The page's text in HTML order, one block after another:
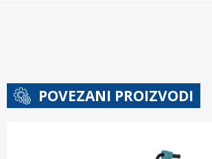
POVEZANI PROIZVODI